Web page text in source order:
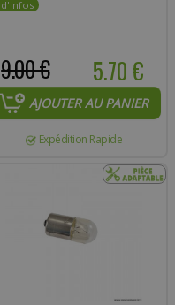
5.70 €
9.00 €
AJOUTER AU PANIER
Expédition Rapide